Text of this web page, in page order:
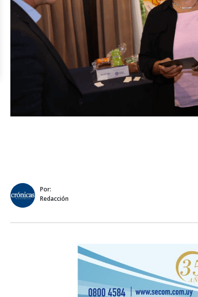
Por:
Redacción